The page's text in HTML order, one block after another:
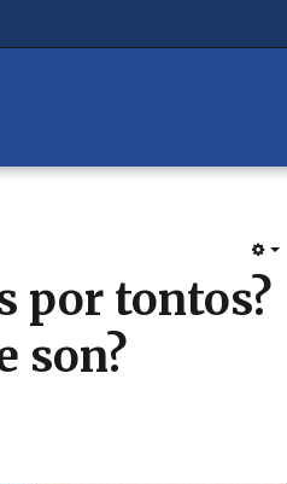
por tontos?
son?